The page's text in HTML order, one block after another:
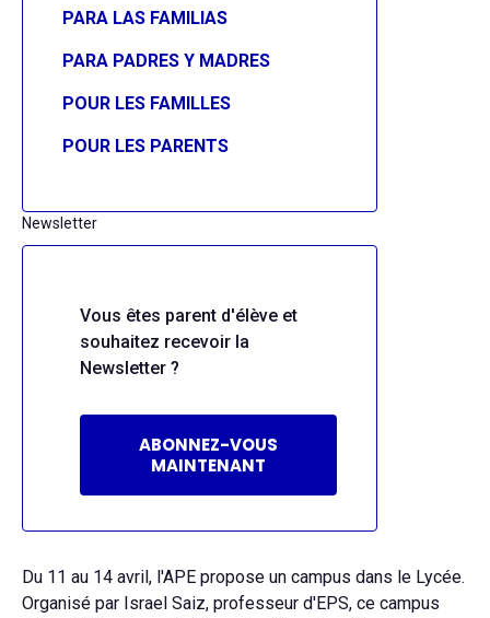
PARA LAS FAMILIAS
PARA PADRES Y MADRES
POUR LES FAMILLES
POUR LES PARENTS
Newsletter
Vous êtes parent d'élève et
souhaitez recevoir la
Newsletter ?
ABONNEZ-VOUS
MAINTENANT
Du 11 au 14 avril, l'APE propose un campus dans le Lycée.
Organisé par Israel Saiz, professeur d'EPS, ce campus